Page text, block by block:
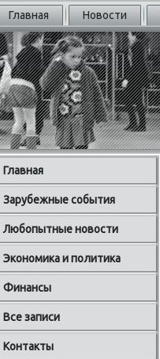
Главная Новости
Главная
Зарубежные события
Любопытные новости
Экономика и политика
Финансы
Все записи
Контакты